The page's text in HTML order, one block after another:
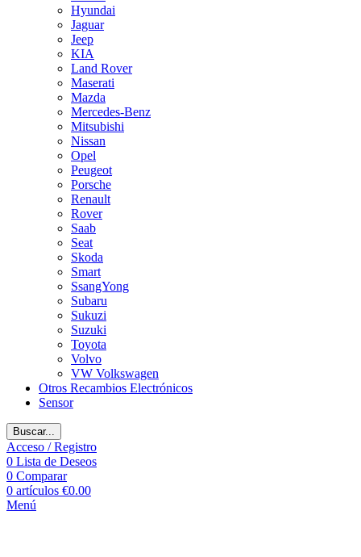
Hyundai
Jaguar
Jeep
KIA
Land Rover
Maserati
Mazda
Mercedes-Benz
Mitsubishi
Nissan
Opel
Peugeot
Porsche
Renault
Rover
Saab
Seat
Skoda
Smart
SsangYong
Subaru
Sukuzi
Suzuki
Toyota
Volvo
VW Volkswagen
Otros Recambios Electrónicos
Sensor
Buscar...
Acceso / Registro
0 Lista de Deseos
0 Comparar
0 artículos €0.00
Menú